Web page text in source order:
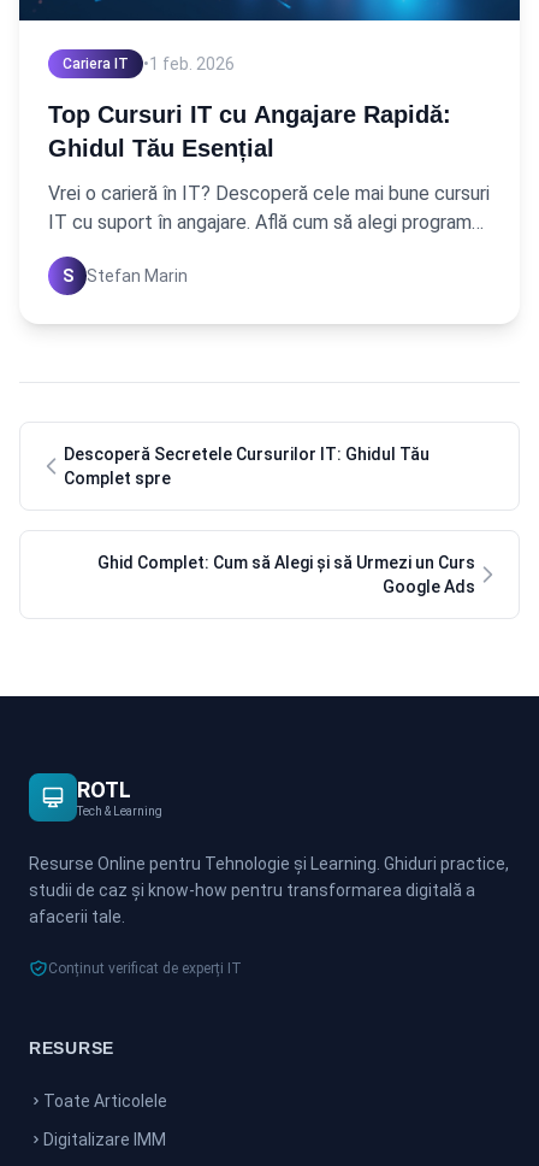
Cariera IT •1 feb. 2026
Top Cursuri IT cu Angajare Rapidă:
Ghidul Tău Esențial
Vrei o carieră în IT? Descoperă cele mai bune cursuri
IT cu suport în angajare. Află cum să alegi programul
perfect și să-ți asiguri un viitor de succes
S Stefan Marin
Descoperă Secretele Cursurilor IT: Ghidul Tău
Complet spre
Ghid Complet: Cum să Alegi și să Urmezi un Curs
Google Ads
ROTL
Tech & Learning
Resurse Online pentru Tehnologie și Learning. Ghiduri practice,
studii de caz și know-how pentru transformarea digitală a
afacerii tale.
Conținut verificat de experți IT
RESURSE
Toate Articolele
Digitalizare IMM